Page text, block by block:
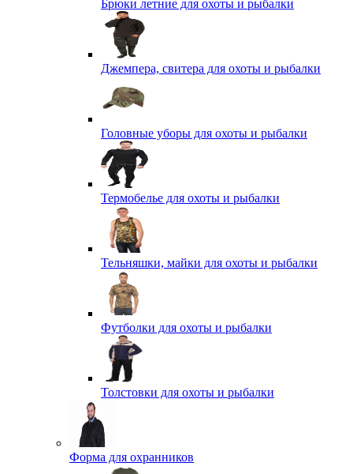
Брюки летние для охоты и рыбалки
Джемпера, свитера для охоты и рыбалки
Головные уборы для охоты и рыбалки
Термобелье для охоты и рыбалки
Тельняшки, майки для охоты и рыбалки
Футболки для охоты и рыбалки
Толстовки для охоты и рыбалки
Форма для охранников